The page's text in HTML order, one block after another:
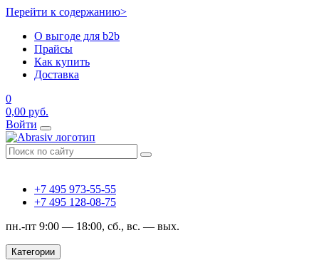
Перейти к содержанию>
О выгоде для b2b
Прайсы
Как купить
Доставка
0
0,00 руб.
Войти
+7 495 973-55-55
+7 495 128-08-75
пн.-пт 9:00 — 18:00, сб., вс. — вых.
Категории